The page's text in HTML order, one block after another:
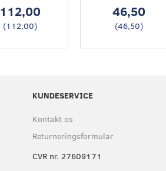
112,00
(112,00)
46,50
(46,50)
KUNDESERVICE
Kontakt os
Returneringsformular
CVR nr. 27609171